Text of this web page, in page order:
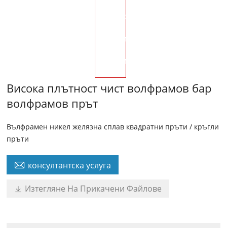
Висока плътност чист волфрамов бар
волфрамов прът
Вълфрамен никел желязна сплав квадратни пръти / кръгли
пръти
 консултантска услуга
 Изтегляне На Прикачени Файлове